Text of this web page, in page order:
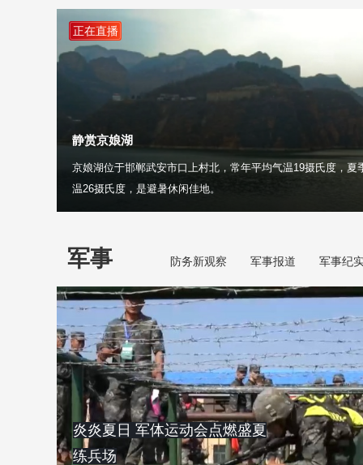
正在直播
静赏京娘湖
京娘湖位于邯郸武安市口上村北，常年平均气温19摄氏度，夏
温26摄氏度，是避暑休闲佳地。
军事 防务新观察 军事报道 军事纪
炎炎夏日 军体运动会点燃盛夏
练兵场